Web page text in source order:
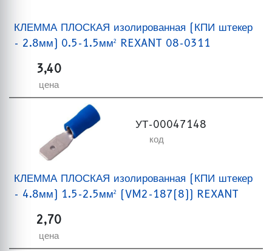
КЛЕММА ПЛОСКАЯ изолированная (КПИ штекер
- 2.8мм) 0.5-1.5мм² REXANT 08-0311
3,40
цена
УТ-00047148
код
КЛЕММА ПЛОСКАЯ изолированная (КПИ штекер
- 4.8мм) 1.5-2.5мм² (VM2-187(8)) REXANT
2,70
цена